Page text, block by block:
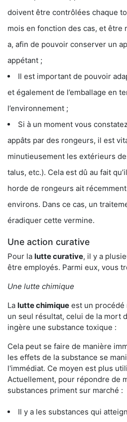
doivent être contrôlées chaque
mois en fonction des cas, et être
a, afin de pouvoir conserver un
appétant ;
Il est important de pouvoir
et également de l’emballage en
l’environnement ;
Si à un moment vous
appâts par des rongeurs, il est
minutieusement les extérieurs
talus, etc.). Cela est dû au fait
horde de rongeurs ait
environs. Dans ce cas, un
éradiquer cette vermine.
Une action curative
Pour la lutte curative, il y a
être employés. Parmi eux, vous
Une lutte chimique
La lutte chimique est un procédé
un seul résultat, celui de la mort
ingère une substance toxique :
Cela peut se faire de manière
les effets de la substance se
l'immédiat. Ce moyen est plus
Actuellement, pour répondre de
substances priment sur marché :
Il y a les substances qui